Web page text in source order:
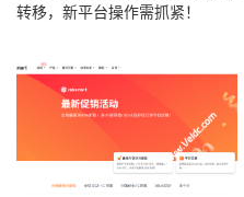
转移，新平台操作需抓紧！